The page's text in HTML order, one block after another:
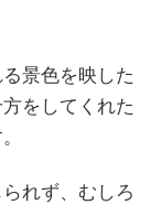
景色を映した
をしてくれた
れず、むしろ